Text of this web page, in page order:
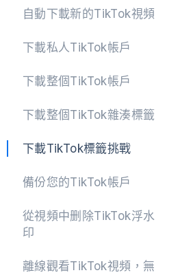
繼續
自動下載新的TikTok視頻
下載私人TikTok帳戶
下載整個TikTok帳戶
下載整個TikTok雜湊標籤
下載TikTok標籤挑戰
備份您的TikTok帳戶
從視頻中删除TikTok浮水
印
離線觀看TikTok視頻，無